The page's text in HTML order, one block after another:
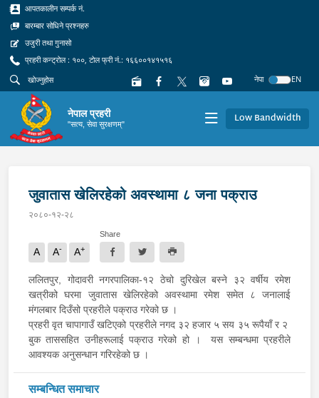
आपतकालीन सम्पर्क नं.
बारम्बार सोधिने प्रश्नहरु
उजुरी तथा गुनासो
प्रहरी कन्ट्रोल : १००, टोल फ्री नं.: १६६००१४१५१६
नेपा
EN
नेपाल प्रहरी
"सत्य, सेवा सुरक्षणम्" Low Bandwidth
जुवातास खेलिरहेको अवस्थामा ८ जना पक्राउ
२०८०-१२-२८
A A- A+
Share
ललितपुर, गोदावरी नगरपालिका-१२ ठेचो दुरिखेल बस्ने ३२ वर्षीय रमेश
खत्रीको घरमा जुवातास खेलिरहेको अवस्थामा रमेश समेत ८ जनालाई
मंगलबार दिउँसो प्रहरीले पक्राउ गरेको छ ।
प्रहरी वृत चापागाउँ खटिएको प्रहरीले नगद ३२ हजार ५ सय ३५ रूपैयाँ र २
बुक ताससहित उनीहरूलाई पक्राउ गरेको हो । यस सम्बन्धमा प्रहरीले
आवश्यक अनुसन्धान गरिरहेको छ ।
सम्बन्धित समाचार